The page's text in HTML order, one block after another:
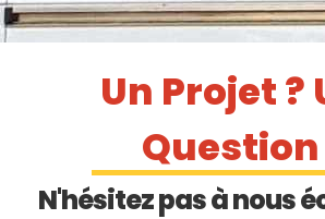
Un Projet ?
Question
N'hésitez pas à nous